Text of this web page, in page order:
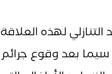
لهذه العلاقة
سيما بعد وقوع جرائم